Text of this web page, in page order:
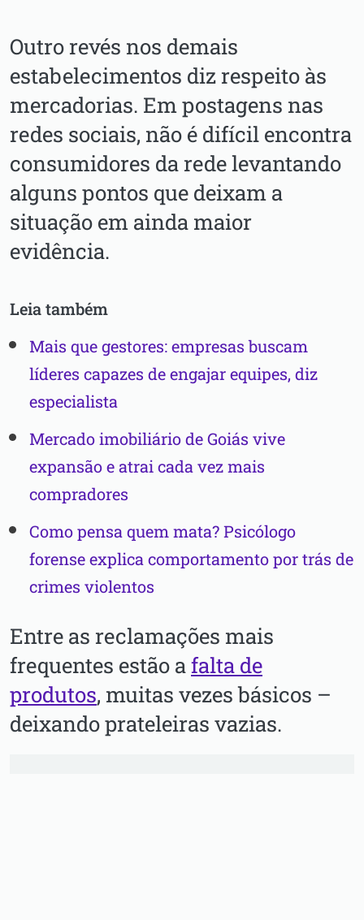
Outro revés nos demais
estabelecimentos diz respeito às
mercadorias. Em postagens nas
redes sociais, não é difícil encontra
consumidores da rede levantando
alguns pontos que deixam a
situação em ainda maior
evidência.
Leia também
Mais que gestores: empresas buscam
líderes capazes de engajar equipes, diz
especialista
Mercado imobiliário de Goiás vive
expansão e atrai cada vez mais
compradores
Como pensa quem mata? Psicólogo
forense explica comportamento por trás de
crimes violentos
Entre as reclamações mais
frequentes estão afalta de
produtos, muitas vezes básicos –
deixando prateleiras vazias.